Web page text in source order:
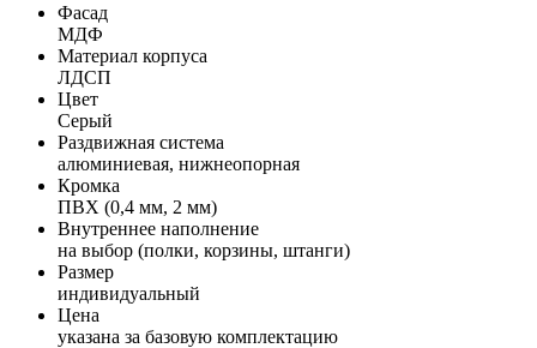
Фасад
МДФ
Материал корпуса
ЛДСП
Цвет
Серый
Раздвижная система
алюминиевая, нижнеопорная
Кромка
ПВХ (0,4 мм, 2 мм)
Внутреннее наполнение
на выбор (полки, корзины, штанги)
Размер
индивидуальный
Цена
указана за базовую комплектацию